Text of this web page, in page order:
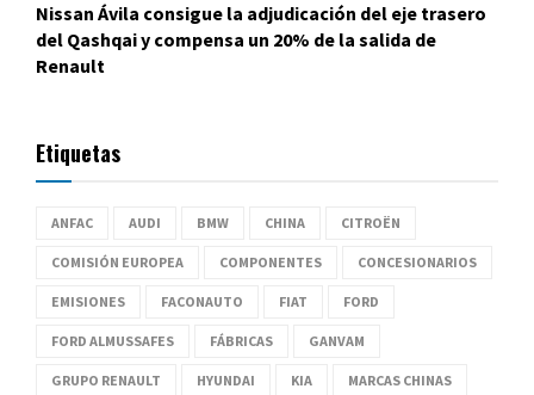
Nissan Ávila consigue la adjudicación del eje trasero
del Qashqai y compensa un 20% de la salida de
Renault
Etiquetas
ANFAC AUDI BMW CHINA CITROËN
COMISIÓN EUROPEA COMPONENTES CONCESIONARIOS
EMISIONES FACONAUTO FIAT FORD
FORD ALMUSSAFES FÁBRICAS GANVAM
GRUPO RENAULT HYUNDAI KIA MARCAS CHINAS